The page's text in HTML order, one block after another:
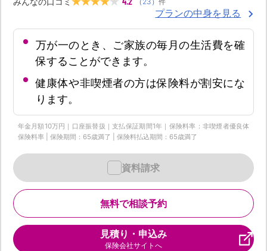
プランの中身を見る
万が一のとき、ご家族の毎月の生活費を確
保することができます。
健康体や非喫煙者の方は保険料が割安にな
ります。
年金月額10万円｜口座振替扱｜支払保証期間1年｜保険料率：非喫煙者優良体
保険料率 | 保険期間：65歳満了 | 保険料払込期間：65歳満了
無料で相談予約
資料請求
見積り・申込み
保険会社サイトへ